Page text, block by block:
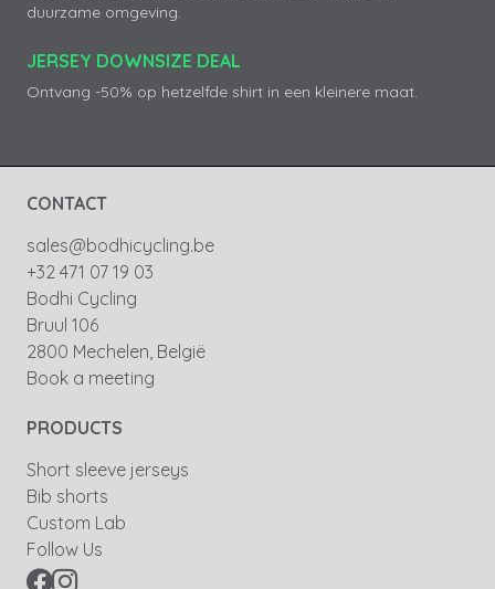
duurzame omgeving.
JERSEY DOWNSIZE DEAL
Ontvang -50% op hetzelfde shirt in een kleinere maat.
CONTACT
sales@bodhicycling.be
+32 471 07 19 03
Bodhi Cycling
Bruul 106
2800 Mechelen, België
Book a meeting
PRODUCTS
Short sleeve jerseys
Bib shorts
Custom Lab
Follow Us